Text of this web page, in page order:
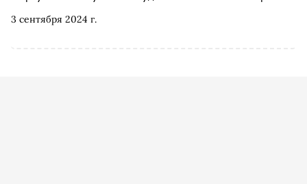
3 сентября 2024 г.